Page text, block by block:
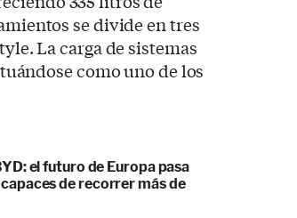
se divide en tres
La carga de sistemas
como uno de los
el futuro de Europa pasa
de recorrer más de